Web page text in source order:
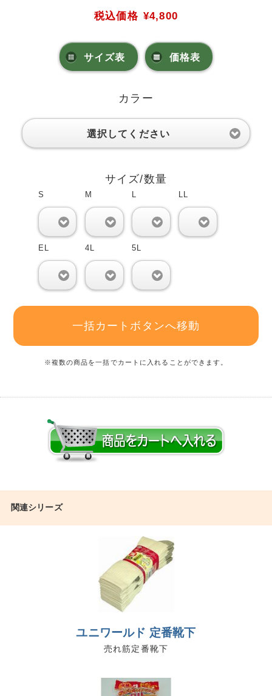
税込価格 ¥4,800
サイズ表 価格表
カラー
選択してください
サイズ/数量
S M L LL
EL 4L 5L
一括カートボタンへ移動
※複数の商品を一括でカートに入れることができます。
関連シリーズ
ユニワールド 定番靴下
売れ筋定番靴下